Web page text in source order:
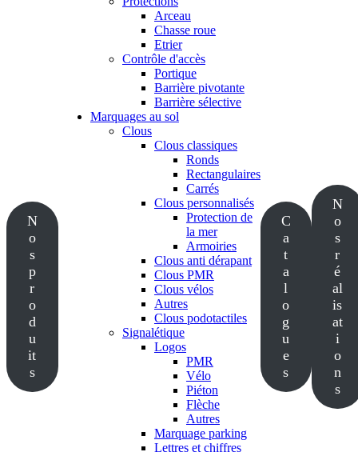
N
o
s
p
r
o
d
u
it
s
Arceau
Chasse roue
Etrier
Contrôle d'accès
Portique
Barrière pivotante
Barrière sélective
Marquages au sol
Clous
Clous classiques
Ronds
Rectangulaires
Carrés
Clous personnalisés
Protection de
la mer
Armoiries
Clous anti dérapant
Clous PMR
Clous vélos
Autres
Clous podotactiles
Signalétique
Logos
PMR
Vélo
Piéton
Flèche
Autres
Marquage parking
Lettres et chiffres
C
a
t
a
l
o
g
u
e
s
N
o
s
r
é
al
is
at
i
o
n
s